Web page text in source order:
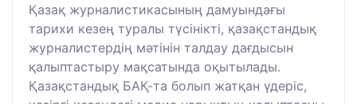
Қазақ журналистикасының дамуындағы
тарихи кезең туралы түсінікті, қазақстандық
журналистердің мәтінін талдау дағдысын
қалыптастыру мақсатында оқытылады.
Қазақстандық БАҚ-та болып жатқан үдеріс,